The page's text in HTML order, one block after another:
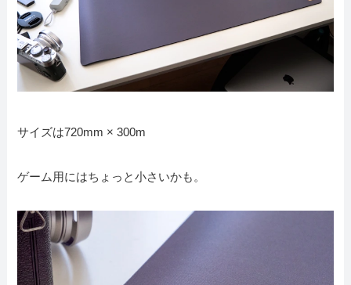
サイズは720mm × 300m
ゲーム用にはちょっと小さいかも。